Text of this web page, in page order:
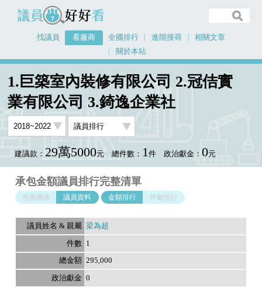
議員好好看
找議員 看廠商 全國排行 進階搜尋
相關文章
關於本站
1.巨築室內裝修有限公司 2.冠佶實業有限公司 3.錡逸企業社
議員排行資料
1.巨築室內裝修有限公司 2.冠佶實
業有限公司 3.錡逸企業社
建議款： 29萬5000元 總件數： 1件 政治獻金： 0元
承包金額議員排行完整清單
視覺圖表 議員資料 金額排行 件數排行
梁為超
1
295,000
0